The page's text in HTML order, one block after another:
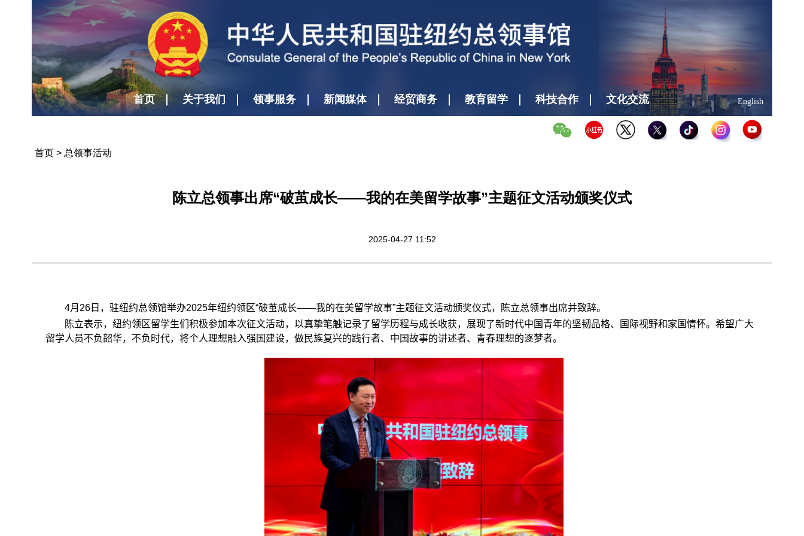
English
首页 关于我们 领事服务 新闻媒体 经贸商务 教育留学 科技合作 文化交流
首页 > 总领事活动
陈立总领事出席“破茧成长——我的在美留学故事”主题征文活动颁奖仪式
2025-04-27 11:52
4月 26 日，驻纽约总领馆举办2025年纽约领区“破茧成长——我的在美留学故事”主题征文活动颁奖仪式，陈立总领事出席并致辞。
陈立表示，纽约领区留学生们积极参加本次征文活动，以真挚笔触记录了留学历程与成长收获，展现了新时代中国青年的坚韧品格、国际视野和家国情怀。希望广大
留学人员不负韶华，不负时代，将个人理想融入强国建设，做民族复兴的践行者、中国故事的讲述者、青春理想的逐梦者。